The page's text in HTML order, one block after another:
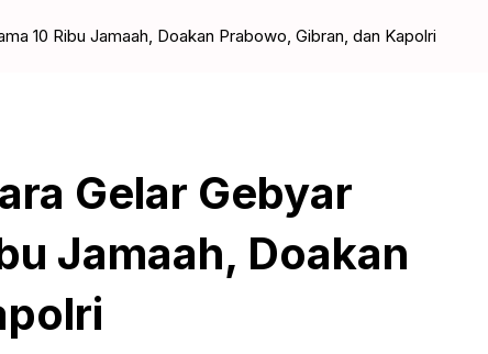
10 Ribu Jamaah, Doakan Prabowo, Gibran, dan Kapolri
Gelar Gebyar
Jamaah, Doakan